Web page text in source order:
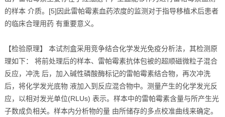
的样本 介质。[5]因此雷帕霉素血药浓度的监测对于指导移植术后患者
的临床合理用药 有重要意义。
【检验原理】 本试剂盒采用竞争结合化学发光免疫分析法，其检测原
理如下： 将前处理后的样本、雷帕霉素抗体包被的超顺磁微粒子混合
反应，冲洗 后，加入碱性磷酸酶标记的雷帕霉素结合物，再次冲洗
后，将化学发光底物 液加入到反应混合物中。测量产生的化学发光反
应，以相对发光单位(RLUs) 表示。样本中的雷帕霉素含量与所产生光
子数成负相关。样本内分析物的量 由所储存的多点校准曲线来确定。